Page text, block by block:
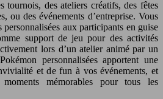
tournois, des ateliers créatifs, des fêtes
ou des événements d’entreprise. Vous
aux participants en guise
support de jeu pour des activités
lors d’un atelier animé par un
personnalisées apportent une
et de fun à vos événements, et
mémorables pour tous les